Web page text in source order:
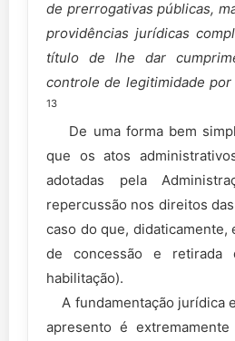
de prerrogativas públicas,
providências jurídicas
título de lhe dar
controle de legitimidade
13
De uma forma bem
que os atos
adotadas pela
repercussão nos direitos
caso do que, didaticamente,
de concessão e retirada
habilitação).
A fundamentação jurídica
apresento é